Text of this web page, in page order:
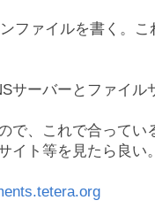
ファイルを書く。
サーバーとファイ
で、これで合ってい
イト等を見たら良い